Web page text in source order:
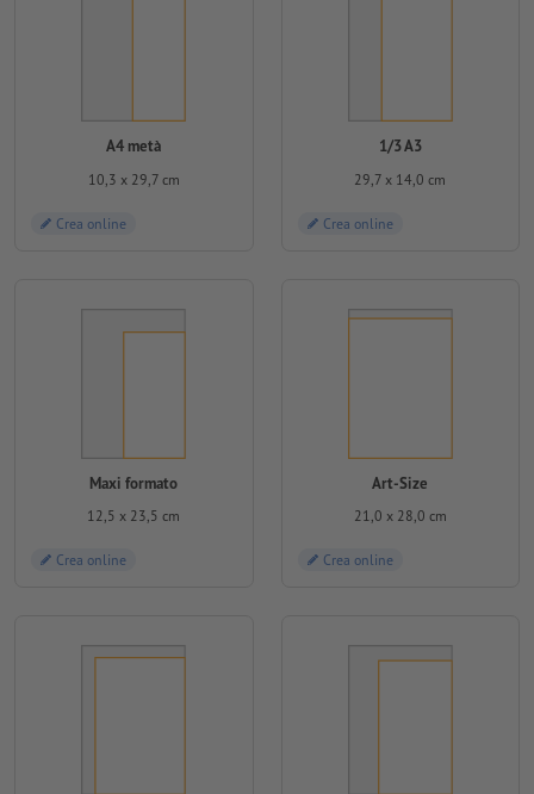
A4 metà
10,3 x 29,7 cm
Crea online
1/3 A3
29,7 x 14,0 cm
Crea online
Maxi formato
12,5 x 23,5 cm
Crea online
Art-Size
21,0 x 28,0 cm
Crea online